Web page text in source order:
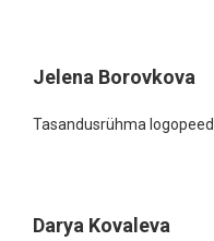
Jelena Borovkova
Tasandusrühma logopeed
Darya Kovaleva